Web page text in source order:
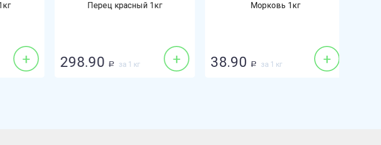
+
Перец красный 1кг
298.90 Р за 1 кг +
Морковь 1кг
38.90 Р за 1 кг +